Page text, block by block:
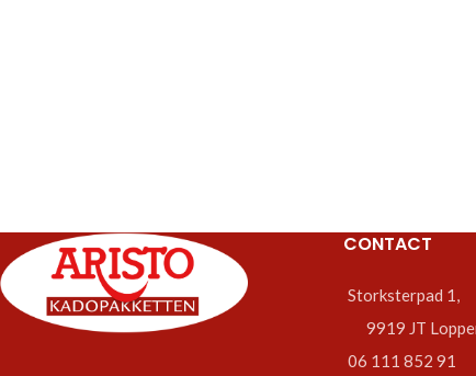
CONTACT
Storksterpad 1,
9919 JT
06 111 852 91